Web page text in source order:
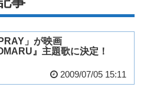
」が映画
』主題歌に決定！
2009/07/05 15:11